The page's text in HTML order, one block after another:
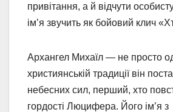
привітання, а й відчути
ім’я звучить як бойовий клич
Архангел Михаїл — не просто
християнській традиції він
небесних сил, перший, хто
гордості Люцифера. Його ім’я з